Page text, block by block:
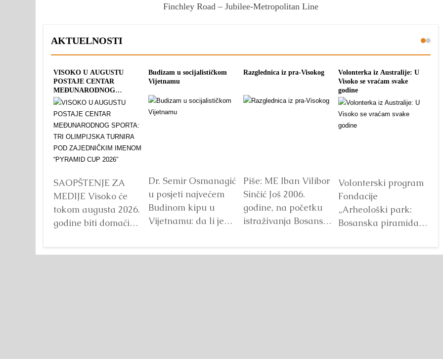
Finchley Road – Jubilee-Metropolitan Line
AKTUELNOSTI
VISOKO U AUGUSTU
POSTAJE CENTAR
MEĐUNARODNOG
SPORTA: TRI OLIMPIJSKA
ZAJEDNIČKIM IMENOM
“PYRAMID CUP 2026”
SAOPŠTENJE ZA
MEDIJE Visoko će
tokom augusta 2026.
godine biti domaćin
Budizam u socijalističkom
Vijetnamu
Dr. Semir Osmanagić
u posjeti najvećem
Budinom kipu u
Vijetnamu: da li je
Razglednica iz pra-Visokog
Piše: ME Iban Vilibor
Sinčić Još 2006.
godine, na početku
istraživanja Bosanske
Volonterka iz Australije: U
Visoko se vraćam svake
godine
Volonterski program
Fondacije
„Arheološki park:
Bosanska piramida